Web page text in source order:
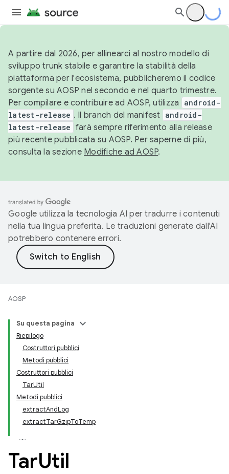
A partire dal 2026, per allinearci al nostro modello di
sviluppo trunk stabile e garantire la stabilità della
piattaforma per l'ecosistema, pubblicheremo il codice
sorgente su AOSP nel secondo e nel quarto trimestre.
Per compilare e contribuire ad AOSP, utilizza
android-
latest-release . Il branch del manifest android-
latest-release farà sempre riferimento alla release
più recente pubblicata su AOSP. Per saperne di più,
consulta la sezione Modifiche ad AOSP.
Google utilizza la tecnologia AI per tradurre i contenuti
nella tua lingua preferita. Le traduzioni generate dall'AI
potrebbero contenere errori.
AOSP
Su questa pagina
Riepilogo
Costruttori pubblici
Metodi pubblici
Costruttori pubblici
TarUtil
Metodi pubblici
extractAndLog
extractTarGzipToTemp
TarUtil